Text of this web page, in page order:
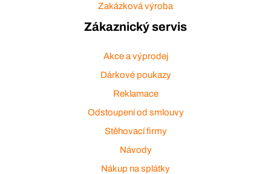
Zakázková výroba
Zákaznický servis
Akce a výprodej
Dárkové poukazy
Reklamace
Odstoupení od smlouvy
Stěhovací firmy
Návody
Nákup na splátky